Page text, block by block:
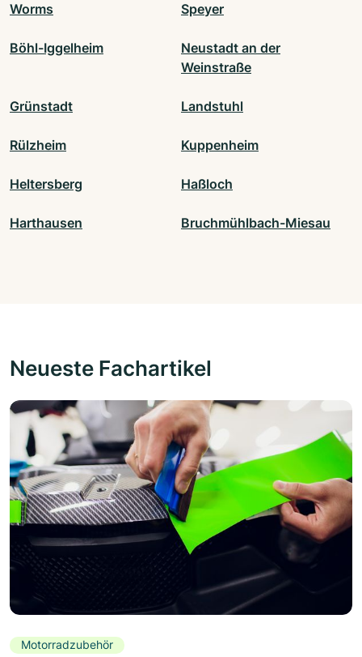
Worms Speyer
Böhl-Iggelheim
Neustadt an der
Weinstraße
Grünstadt Landstuhl
Rülzheim Kuppenheim
Heltersberg Haßloch
Harthausen Bruchmühlbach-Miesau
Neueste Fachartikel
Motorradzubehör